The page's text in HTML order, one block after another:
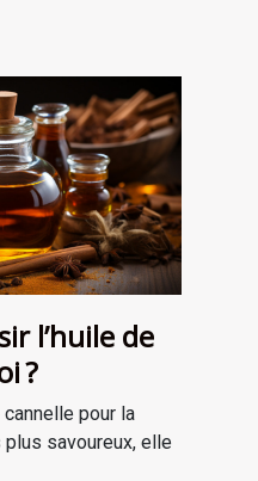
l’huile de
?
cannelle pour la
savoureux, elle